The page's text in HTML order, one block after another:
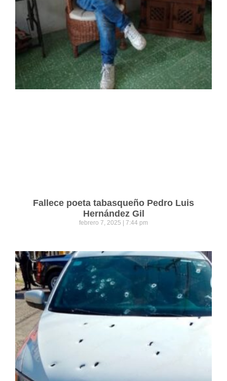
Fallece poeta tabasqueño Pedro Luis
Hernández Gil
febrero 7, 2025 7:44 pm